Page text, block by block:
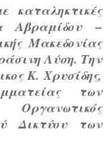
καταληκτικές
Αβραμίδου–
Μακεδονίας
Λύση. Την
Κ. Χρυσίδης,
των
Δικτύου των